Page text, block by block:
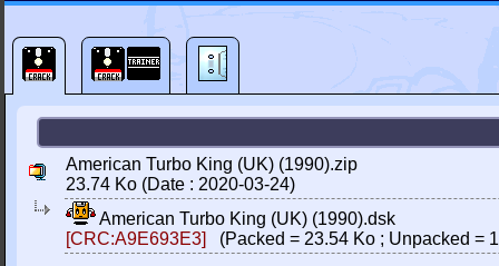
American Turbo King (UK) (1990).zip
23.74 Ko (Date : 2020-03-24)
American Turbo King (UK) (1990).dsk
[CRC:A9E693E3]
(Packed = 23.54 Ko ; Unpacked =